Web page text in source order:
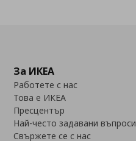
За ИКЕА
Работете с нас
Това е ИКЕА
Пресцентър
Най-често задавани въпроси
Свържете се с нас